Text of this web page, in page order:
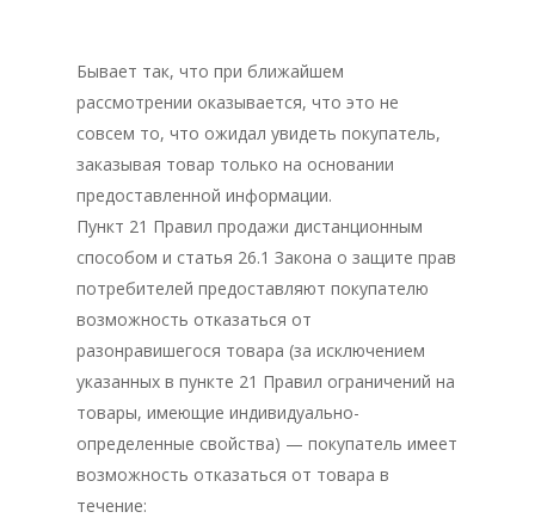
Бывает так, что при ближайшем
рассмотрении оказывается, что это не
совсем то, что ожидал увидеть покупатель,
заказывая товар только на основании
предоставленной информации.
Пункт 21 Правил продажи дистанционным
способом и статья 26.1 Закона о защите прав
потребителей предоставляют покупателю
возможность отказаться от
разонравишегося товара (за исключением
указанных в пункте 21 Правил ограничений на
товары, имеющие индивидуально-
определенные свойства) — покупатель имеет
возможность отказаться от товара в
течение: